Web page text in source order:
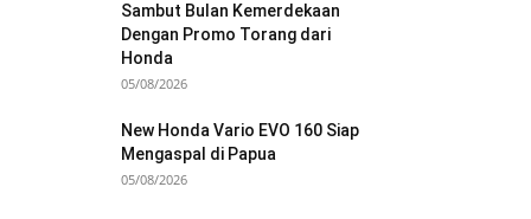
Sambut Bulan Kemerdekaan
Dengan Promo Torang dari
Honda
05/08/2026
New Honda Vario EVO 160 Siap
Mengaspal di Papua
05/08/2026